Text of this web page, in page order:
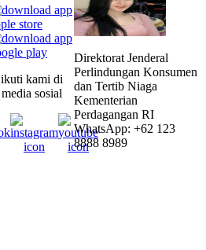
ikuti kami di
media sosial
Direktorat Jenderal
Perlindungan Konsumen
dan Tertib Niaga
Kementerian
Perdagangan RI
WhatsApp: +62 123
8888 8989